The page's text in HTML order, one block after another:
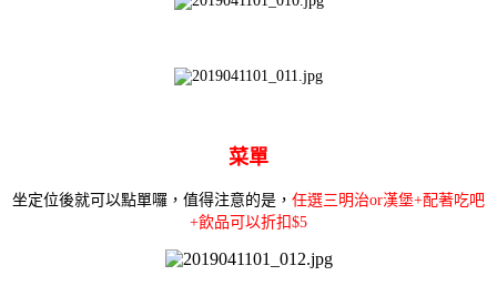
菜單
坐定位後就可以點單囉， 值得注意的是， 任選三明治or漢堡+配著吃吧
+飲品可以折扣$5